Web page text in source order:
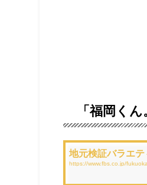
「福岡く
地元検証バラエ
https://www.fbs.co.jp/